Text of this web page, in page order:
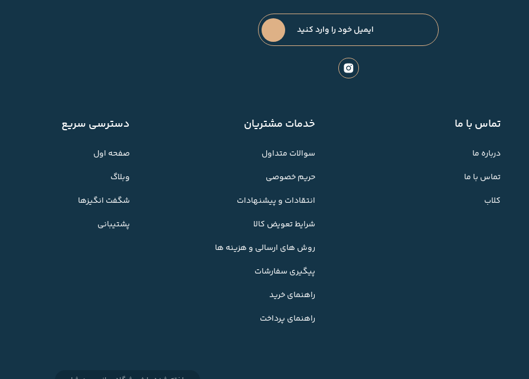
تماس با ما
درباره ما
تماس با ما
کلاب
خدمات مشتریان
سوالات متداول
حریم خصوصی
انتقادات و پیشنهادات
شرایط تعویض کالا
روش های ارسالی و هزینه ها
پیگیری سفارشات
راهنمای خرید
راهنمای پرداخت
دسترسی سریع
صفحه اول
وبلاگ
شگفت انگیزها
پشتیبانی